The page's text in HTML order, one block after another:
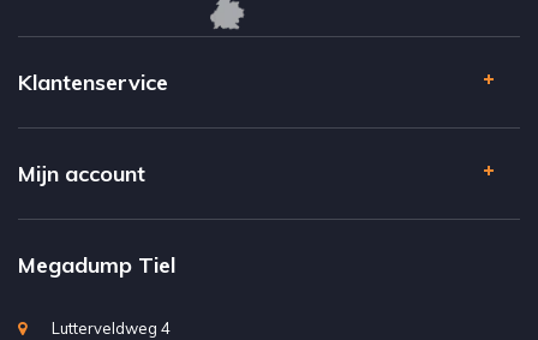
Klantenservice
Mijn account
Megadump Tiel
Lutterveldweg 4